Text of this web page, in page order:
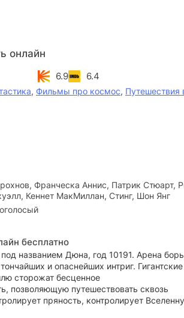
онлайн
6.9 6.4
, Фильмы про космос, Путешествия
Франческа Аннис, Патрик Стюарт,
Кеннет МакМиллан, Стинг, Шон Янг
бесплатно
названием Дюна, год 10191. Арена
и опаснейших интриг. Гигантские
сторожат бесценное
позволяющую путешествовать сквозь
пряность, контролирует